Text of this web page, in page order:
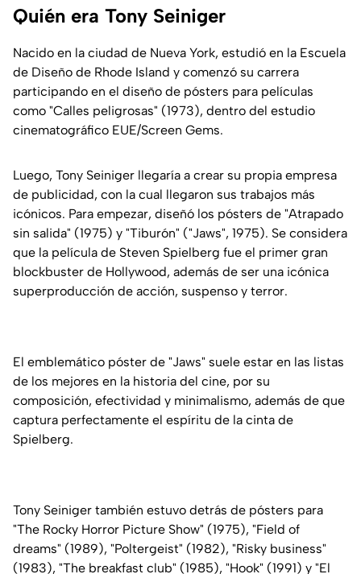
Quién era Tony Seiniger
Nacido en la ciudad de Nueva York, estudió en la Escuela
de Diseño de Rhode Island y comenzó su carrera
participando en el diseño de pósters para películas
como "Calles peligrosas" (1973), dentro del estudio
cinematográfico EUE/Screen Gems.
Luego, Tony Seiniger llegaría a crear su propia empresa
de publicidad, con la cual llegaron sus trabajos más
icónicos. Para empezar, diseñó los pósters de "Atrapado
sin salida" (1975) y "Tiburón" ("Jaws", 1975). Se considera
que la película de Steven Spielberg fue el primer gran
blockbuster de Hollywood, además de ser una icónica
superproducción de acción, suspenso y terror.
El emblemático póster de "Jaws" suele estar en las listas
de los mejores en la historia del cine, por su
composición, efectividad y minimalismo, además de que
captura perfectamente el espíritu de la cinta de
Spielberg.
Tony Seiniger también estuvo detrás de pósters para
"The Rocky Horror Picture Show" (1975), "Field of
dreams" (1989), "Poltergeist" (1982), "Risky business"
(1983), "The breakfast club" (1985), "Hook" (1991) y "El